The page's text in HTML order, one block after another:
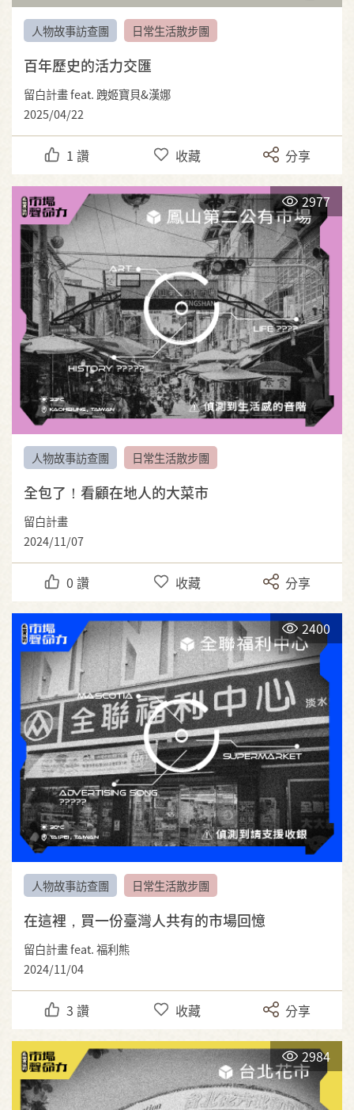
人物故事訪查團 日常生活散步團
百年歷史的活力交匯
留白計畫 feat. 跩姬寶貝&漢娜
2025/04/22
1 讚 收藏 分享
2977
人物故事訪查團 日常生活散步團
全包了！看顧在地人的大菜市
留白計畫
2024/11/07
0 讚 收藏 分享
2400
人物故事訪查團 日常生活散步團
在這裡，買一份臺灣人共有的市場回憶
留白計畫 feat. 福利熊
2024/11/04
3 讚 收藏 分享
2984